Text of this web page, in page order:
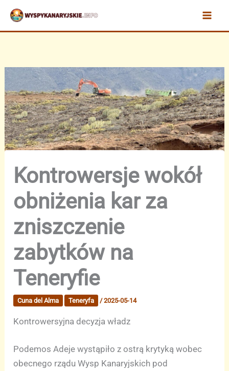
Przejdź
treści
Kontrowersje wokół
obniżenia kar za
zniszczenie
zabytków na
Teneryfie
Cuna del Alma Teneryfa /2025-05-14
Kontrowersyjna decyzja władz
Podemos Adeje wystąpiło z ostrą krytyką wobec
obecnego rządu Wysp Kanaryjskich pod